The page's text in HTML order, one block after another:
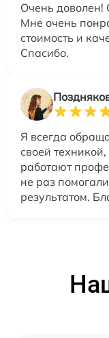
Очень доволен!
Мне очень
стоимость и
Спасибо.
Я всегда
своей
работают
не раз
результатом.